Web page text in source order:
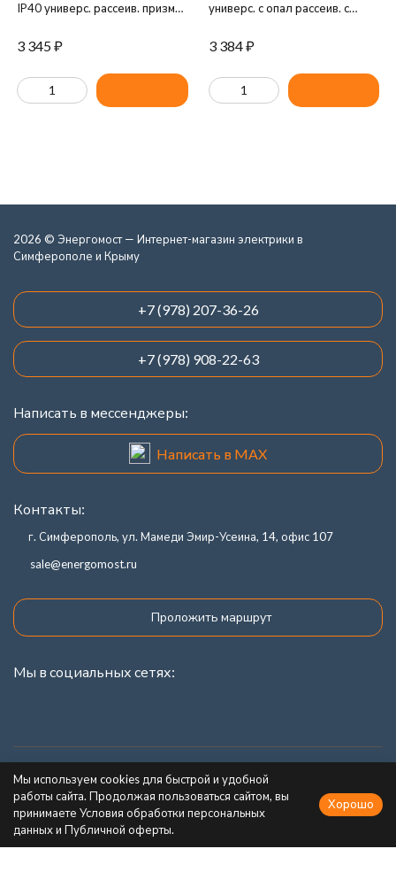
IP40 универс. рассеив. призма
4х18) Navigator 94497
3 345₽
универс. с опал рассеив. с
Navigator 94242
3 384₽
2026 © Энергомост — Интернет-магазин электрики в
Симферополе и Крыму
+7 (978) 207-36-26
+7 (978) 908-22-63
Написать в мессенджеры:
Написать в MAX
Контакты:
г. Симферополь, ул. Мамеди Эмир-Усеина, 14, офис 107
sale@energomost.ru
Проложить маршрут
Мы в социальных сетях:
Каталог товаров
Информация
Мы используем cookies для быстрой и удобной
работы сайта. Продолжая пользоваться сайтом, вы
принимаете Условия обработки персональных
данных и Публичной оферты.
Хорошо